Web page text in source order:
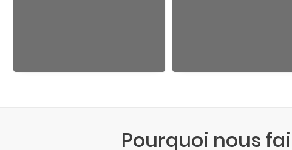
Pourquoi nous